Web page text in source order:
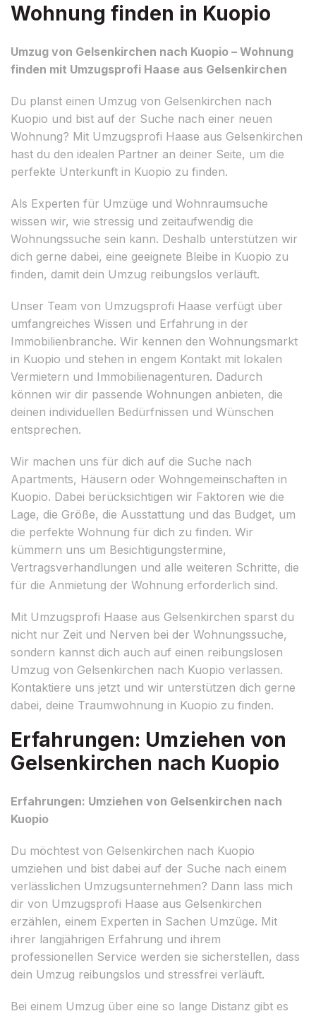
Wohnung finden in Kuopio
Umzug von Gelsenkirchen nach Kuopio – Wohnung
finden mit Umzugsprofi Haase aus Gelsenkirchen
Du planst einen Umzug von Gelsenkirchen nach
Kuopio und bist auf der Suche nach einer neuen
Wohnung? Mit Umzugsprofi Haase aus Gelsenkirchen
hast du den idealen Partner an deiner Seite, um die
perfekte Unterkunft in Kuopio zu finden.
Als Experten für Umzüge und Wohnraumsuche
wissen wir, wie stressig und zeitaufwendig die
Wohnungssuche sein kann. Deshalb unterstützen wir
dich gerne dabei, eine geeignete Bleibe in Kuopio zu
finden, damit dein Umzug reibungslos verläuft.
Unser Team von Umzugsprofi Haase verfügt über
umfangreiches Wissen und Erfahrung in der
Immobilienbranche. Wir kennen den Wohnungsmarkt
in Kuopio und stehen in engem Kontakt mit lokalen
Vermietern und Immobilienagenturen. Dadurch
können wir dir passende Wohnungen anbieten, die
deinen individuellen Bedürfnissen und Wünschen
entsprechen.
Wir machen uns für dich auf die Suche nach
Apartments, Häusern oder Wohngemeinschaften in
Kuopio. Dabei berücksichtigen wir Faktoren wie die
Lage, die Größe, die Ausstattung und das Budget, um
die perfekte Wohnung für dich zu finden. Wir
kümmern uns um Besichtigungstermine,
Vertragsverhandlungen und alle weiteren Schritte, die
für die Anmietung der Wohnung erforderlich sind.
Mit Umzugsprofi Haase aus Gelsenkirchen sparst du
nicht nur Zeit und Nerven bei der Wohnungssuche,
sondern kannst dich auch auf einen reibungslosen
Umzug von Gelsenkirchen nach Kuopio verlassen.
Kontaktiere uns jetzt und wir unterstützen dich gerne
dabei, deine Traumwohnung in Kuopio zu finden.
Erfahrungen: Umziehen von
Gelsenkirchen nach Kuopio
Erfahrungen: Umziehen von Gelsenkirchen nach
Kuopio
Du möchtest von Gelsenkirchen nach Kuopio
umziehen und bist dabei auf der Suche nach einem
verlässlichen Umzugsunternehmen? Dann lass mich
dir von Umzugsprofi Haase aus Gelsenkirchen
erzählen, einem Experten in Sachen Umzüge. Mit
ihrer langjährigen Erfahrung und ihrem
professionellen Service werden sie sicherstellen, dass
dein Umzug reibungslos und stressfrei verläuft.
Bei einem Umzug über eine so lange Distanz gibt es